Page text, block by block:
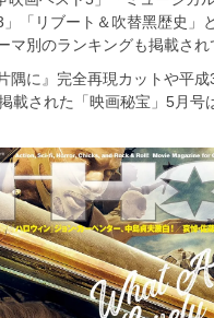
」「リブート＆吹替黑歴史」
マ別のランキングも掲載され
隅に』完全再現カットや平
載された「映画秘宝」5月号